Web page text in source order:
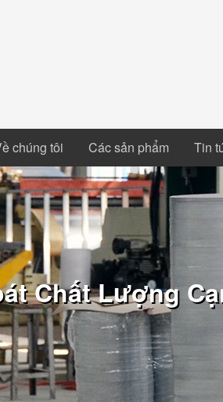
chúng tôi Các sản phẩm Tin
Chất Lượng